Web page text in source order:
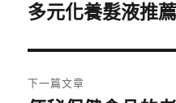
導
覽
一
文
章:
多元化養髮液推薦
下一篇文章